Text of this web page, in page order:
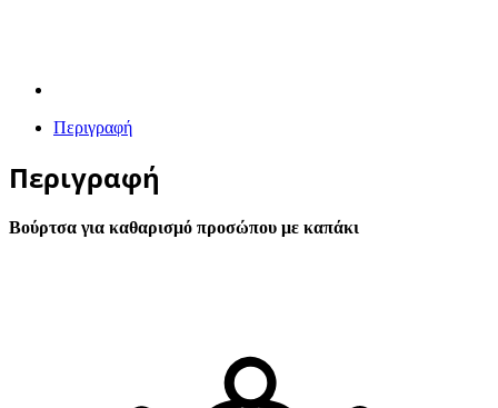
Περιγραφή
Περιγραφή
Βούρτσα για καθαρισμό προσώπου με καπάκι